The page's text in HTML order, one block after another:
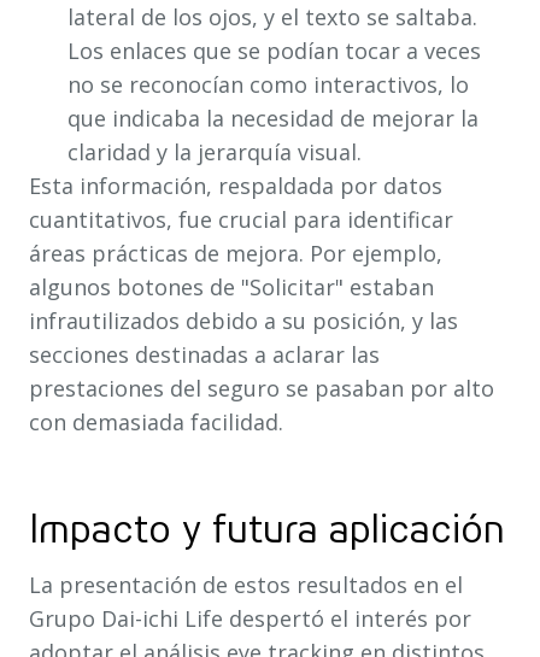
lateral de los ojos, y el texto se saltaba.
Los enlaces que se podían tocar a veces
no se reconocían como interactivos, lo
que indicaba la necesidad de mejorar la
claridad y la jerarquía visual.
Esta información, respaldada por datos
cuantitativos, fue crucial para identificar
áreas prácticas de mejora. Por ejemplo,
algunos botones de "Solicitar" estaban
infrautilizados debido a su posición, y las
secciones destinadas a aclarar las
prestaciones del seguro se pasaban por alto
con demasiada facilidad.
Impacto y futura aplicación
La presentación de estos resultados en el
Grupo Dai-ichi Life despertó el interés por